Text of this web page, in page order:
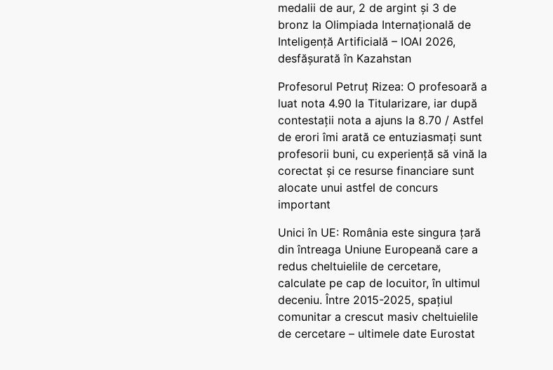
medalii de aur, 2 de argint și 3 de
bronz la Olimpiada Internațională de
Inteligență Artificială – IOAI 2026,
desfășurată în Kazahstan
Profesorul Petruț Rizea: O profesoară a
luat nota 4.90 la Titularizare, iar după
contestații nota a ajuns la 8.70 / Astfel
de erori îmi arată ce entuziasmați sunt
profesorii buni, cu experiență să vină la
corectat și ce resurse financiare sunt
alocate unui astfel de concurs
important
Unici în UE: România este singura țară
din întreaga Uniune Europeană care a
redus cheltuielile de cercetare,
calculate pe cap de locuitor, în ultimul
deceniu. Între 2015-2025, spațiul
comunitar a crescut masiv cheltuielile
de cercetare – ultimele date Eurostat